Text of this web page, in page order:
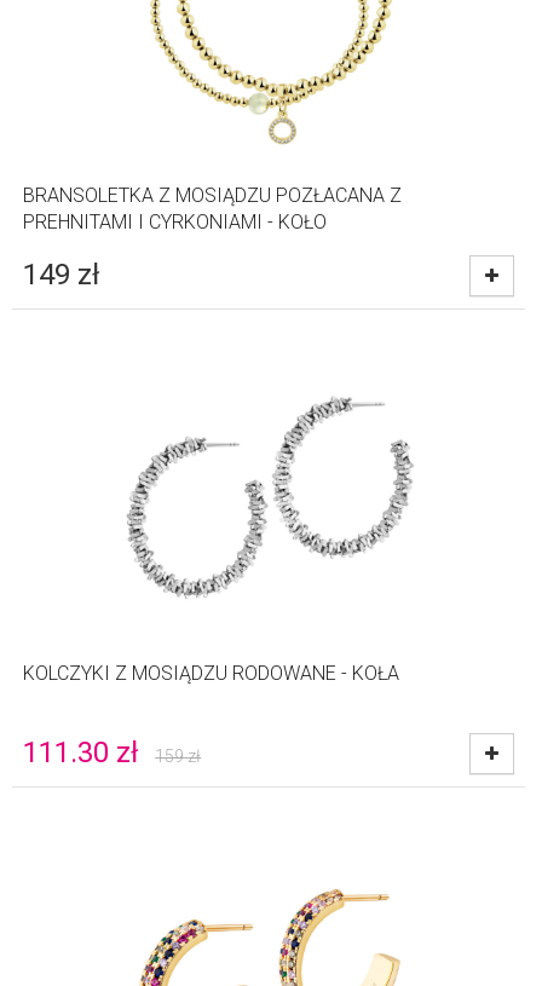
BRANSOLETKA Z MOSIĄDZU POZŁACANA Z
PREHNITAMI I CYRKONIAMI - KOŁO
149 zł
KOLCZYKI Z MOSIĄDZU RODOWANE - KOŁA
111.30 zł 159zł